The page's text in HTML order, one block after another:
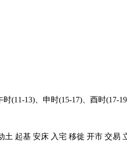
(11-13)、申时(15-17)、酉时(17-
土 起基 安床 入宅 移徙 开市 交易